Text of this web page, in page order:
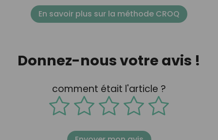
En savoir plus sur la méthode CROQ
Donnez-nous votre avis !
comment était l'article ?